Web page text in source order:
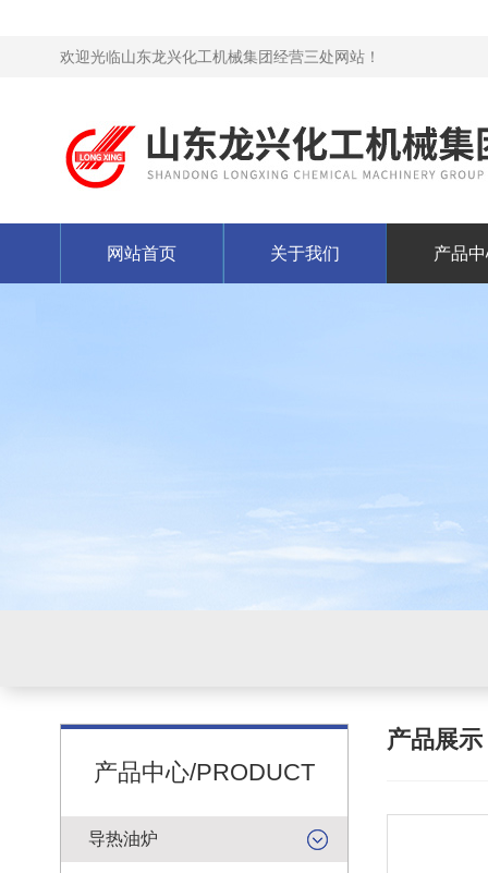
欢迎光临山东龙兴化工机械集团经营三处网站！
网站首页 关于我们 产品
产品中心/PRODUCT
导热油炉
产品展示